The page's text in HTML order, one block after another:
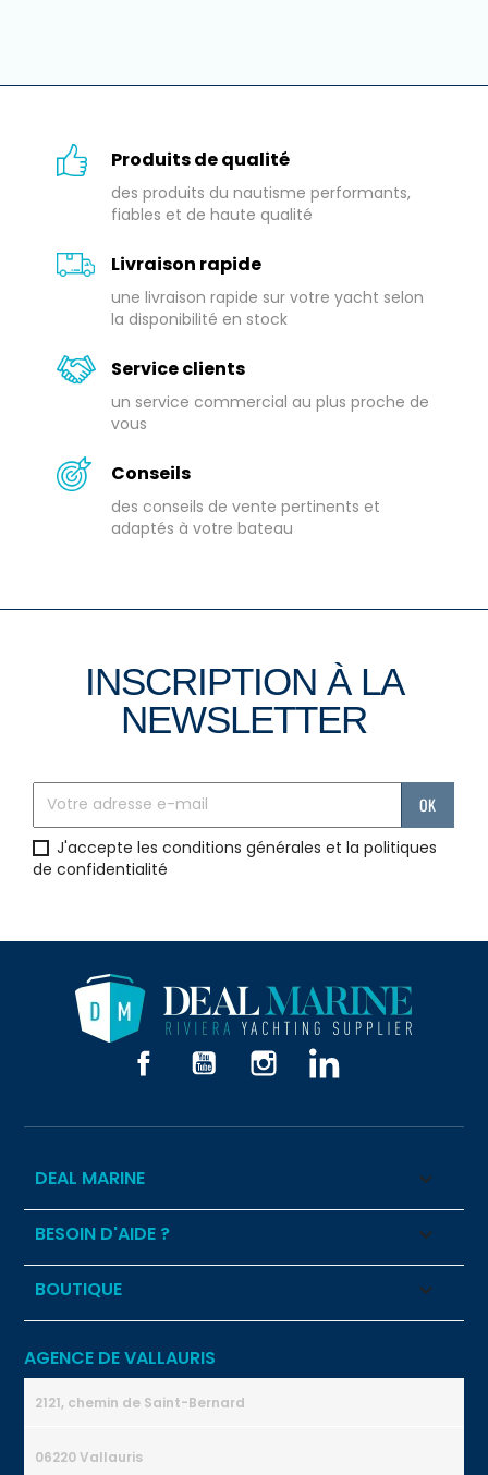
Produits de qualité
des produits du nautisme performants,
fiables et de haute qualité
Livraison rapide
une livraison rapide sur votre yacht selon
la disponibilité en stock
Service clients
un service commercial au plus proche de
vous
Conseils
des conseils de vente pertinents et
adaptés à votre bateau
INSCRIPTION À LA
NEWSLETTER
J'accepte les conditions générales et la politiques
de confidentialité
FacebookYouTube Instagram
DEAL MARINE 
BESOIN D'AIDE ? 
BOUTIQUE 
AGENCE DE VALLAURIS
2121, chemin de Saint-Bernard
06220 Vallauris